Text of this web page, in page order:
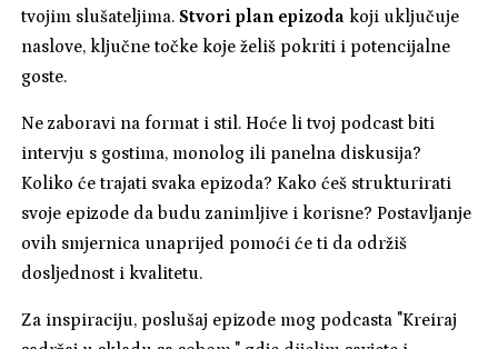
tvojim slušateljima.Stvori plan epizoda koji uključuje
naslove, ključne točke koje želiš pokriti i potencijalne
goste.
Ne zaboravi na format i stil. Hoće li tvoj podcast biti
intervju s gostima, monolog ili panelna diskusija?
Koliko će trajati svaka epizoda? Kako ćeš strukturirati
svoje epizode da budu zanimljive i korisne? Postavljanje
ovih smjernica unaprijed pomoći će ti da održiš
dosljednost i kvalitetu.
Za inspiraciju, poslušaj epizode mog podcasta "Kreiraj